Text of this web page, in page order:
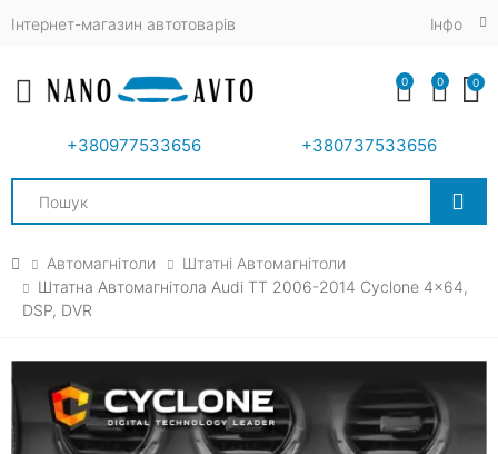
Інтернет-магазин автотоварів Iнфо
Toggle mobile menu
+380977533656 +380737533656
Search
0 0 0
Автомагнітоли
Штатні Автомагнітоли
Штатна Автомагнітола Audi TT 2006-2014 Cyclone 4x64,
DSP, DVR